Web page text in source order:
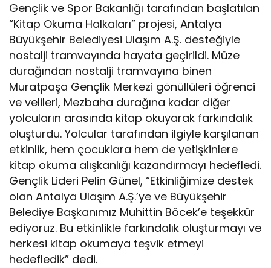
Gençlik ve Spor Bakanlığı tarafından başlatılan
“Kitap Okuma Halkaları” projesi, Antalya
Büyükşehir Belediyesi Ulaşım A.Ş. desteğiyle
nostalji tramvayında hayata geçirildi. Müze
durağından nostalji tramvayına binen
Muratpaşa Gençlik Merkezi gönüllüleri öğrenci
ve velileri, Mezbaha durağına kadar diğer
yolcuların arasında kitap okuyarak farkındalık
oluşturdu. Yolcular tarafından ilgiyle karşılanan
etkinlik, hem çocuklara hem de yetişkinlere
kitap okuma alışkanlığı kazandırmayı hedefledi.
Gençlik Lideri Pelin Günel, “Etkinliğimize destek
olan Antalya Ulaşım A.Ş.’ye ve Büyükşehir
Belediye Başkanımız Muhittin Böcek’e teşekkür
ediyoruz. Bu etkinlikle farkındalık oluşturmayı ve
herkesi kitap okumaya teşvik etmeyi
hedefledik” dedi.